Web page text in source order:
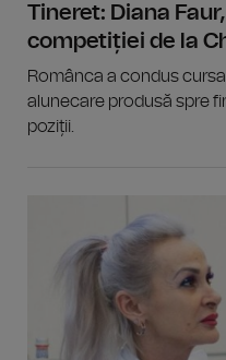
Tineret: Diana
competiției de la
Românca a condus
alunecare produsă spre
poziții.